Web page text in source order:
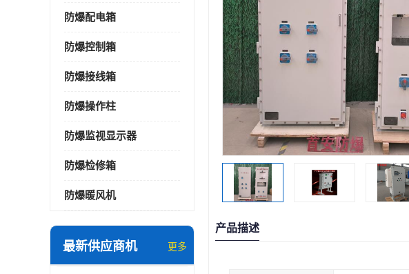
防爆配电箱
防爆控制箱
防爆接线箱
防爆操作柱
防爆监视显示器
防爆检修箱
防爆暖风机
最新供应商机 更多
产品描述